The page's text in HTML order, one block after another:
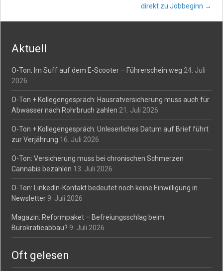
navigation
direkt zu Jobbeginn →
Aktuell
O-Ton: Im Suff auf dem E-Scooter – Führerschein weg 24. Juli
2026
O-Ton + Kollegengespräch: Hausratversicherung muss auch für
Abwasser nach Rohrbruch zahlen 21. Juli 2026
O-Ton + Kollegengespräch: Unleserliches Datum auf Brief führt
zur Verjährung 16. Juli 2026
O-Ton: Versicherung muss bei chronischen Schmerzen
Cannabis bezahlen 13. Juli 2026
O-Ton: LinkedIn-Kontakt bedeutet noch keine Einwilligung in
Newsletter 9. Juli 2026
Magazin: Reformpaket – Befreiungsschlag beim
Bürokratieabbau? 9. Juli 2026
Oft gelesen